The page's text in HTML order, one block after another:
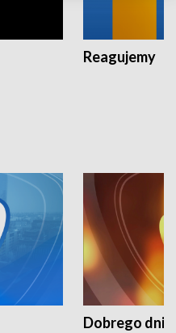
Reagujemy
Dobrego dnia